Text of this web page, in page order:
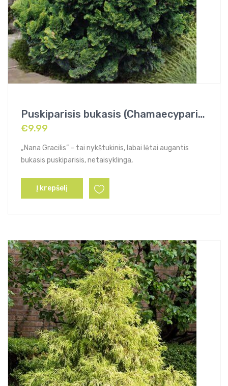
Puskiparisis bukasis (Chamaecyparis obtusa) „Nana Gracilis”
€9.99
„Nana Gracilis” – tai nykštukinis, labai lėtai augantis
bukasis puskiparisis, netaisyklinga,
Į krepšelį